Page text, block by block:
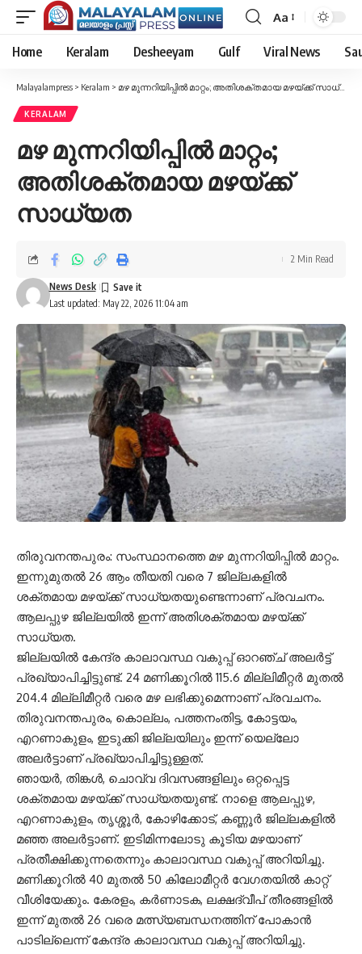
Font
Resizer
Aa
Home Keralam Desheeyam Gulf Viral News
Malayalampress > Keralam > മഴ മുന്നറിയിപ്പിൽ മാറ്റം; അതിശക്തമായ മഴയ്ക്ക് സാധ്യത
KERALAM
മഴ മുന്നറിയിപ്പിൽ മാറ്റം;
അതിശക്തമായ മഴയ്ക്ക്
സാധ്യത
Last updated: May 22, 2026 11:04 am
News Desk
2 Min Read
തിരുവനന്തപുരം: സംസ്ഥാനത്തെ മഴ മുന്നറിയിപ്പിൽ മാറ്റം.
ഇന്നുമുതൽ 26 ആം തീയതി വരെ 7 ജില്ലകളിൽ
ശക്തമായ മഴയ്ക്ക് സാധ്യതയുണ്ടെന്നാണ് പ്രവചനം.
ആലപ്പുഴ ജില്ലയിൽ ഇന്ന് അതിശക്തമായ മഴയ്ക്ക്
സാധ്യത.
ജില്ലയിൽ കേന്ദ്ര കാലാവസ്ഥ വകുപ്പ് ഓറഞ്ച് അലർട്ട്
പ്രഖ്യാപിച്ചിട്ടുണ്ട്. 24 മണിക്കൂറിൽ 115.6 മില്ലിമീറ്റർ മുതൽ
204.4 മില്ലിമീറ്റർ വരെ മഴ ലഭിക്കുമെന്നാണ് പ്രവചനം.
തിരുവനന്തപുരം, കൊല്ലം, പത്തനംതിട്ട, കോട്ടയം,
എറണാകുളം, ഇടുക്കി ജില്ലയിലും ഇന്ന് യെല്ലോ
അലർട്ടാണ് പ്രഖ്യാപിച്ചിട്ടുള്ളത്.
ഞായർ, തിങ്കൾ, ചൊവ്വ ദിവസങ്ങളിലും ഒറ്റപ്പെട്ട
ശക്തമായ മഴയ്ക്ക് സാധ്യതയുണ്ട്. നാളെ ആലപ്പുഴ,
എറണാകുളം, തൃശ്ശൂർ, കോഴിക്കോട്, കണ്ണൂർ ജില്ലകളിൽ
മഞ്ഞ അലർട്ടാണ്. ഇടിമിന്നലോടു കൂടിയ മഴയാണ്
പ്രതീക്ഷിക്കുന്നതെന്നും കാലാവസ്ഥ വകുപ്പ് അറിയിച്ചു.
മണിക്കൂറിൽ 40 മുതൽ 50 കിലോമീറ്റർ വേഗതയിൽ കാറ്റ്
വീശിയേക്കും. കേരളം, കർണാടക, ലക്ഷദ്വീപ്‌ തീരങ്ങളിൽ
ഇന്ന് മുതൽ 26 വരെ മത്സ്യബന്ധനത്തിന് പോകാൻ
പാടില്ലെന്ന് കേന്ദ്ര കാലാവസ്ഥ വകുപ്പ് അറിയിച്ചു.